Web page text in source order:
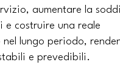
aumentare la
e costruire una reale
nel lungo periodo,
e prevedibili.